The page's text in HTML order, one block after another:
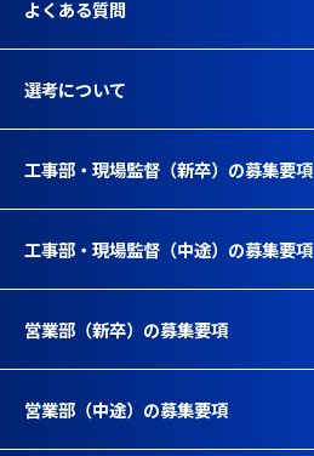
よくある質問
選考について
工事部・現場監督（新卒）の募集要項
工事部・現場監督（中途）の募集要項
営業部（新卒）の募集要項
営業部（中途）の募集要項